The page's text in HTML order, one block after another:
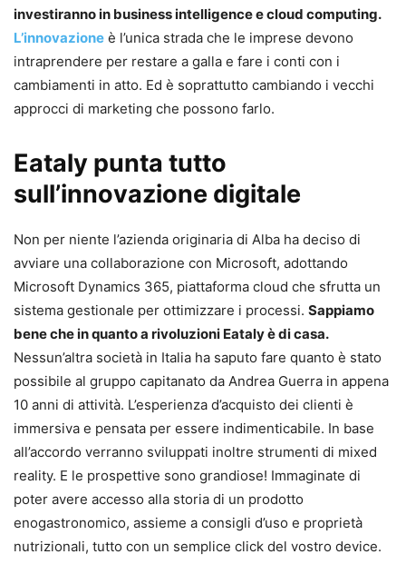
investiranno in business intelligence e cloud computing.
L’innovazione è l’unica strada che le imprese devono
intraprendere per restare a galla e fare i conti con i
cambiamenti in atto. Ed è soprattutto cambiando i vecchi
approcci di marketing che possono farlo.
Eataly punta tutto
sull’innovazione digitale
Non per niente l’azienda originaria di Alba ha deciso di
avviare una collaborazione con Microsoft, adottando
Microsoft Dynamics 365, piattaforma cloud che sfrutta un
sistema gestionale per ottimizzare i processi. Sappiamo
bene che in quanto a rivoluzioni Eataly è di casa.
Nessun’altra società in Italia ha saputo fare quanto è stato
possibile al gruppo capitanato da Andrea Guerra in appena
10 anni di attività. L’esperienza d’acquisto dei clienti è
immersiva e pensata per essere indimenticabile. In base
all’accordo verranno sviluppati inoltre strumenti di mixed
reality. E le prospettive sono grandiose! Immaginate di
poter avere accesso alla storia di un prodotto
enogastronomico, assieme a consigli d’uso e proprietà
nutrizionali, tutto con un semplice click del vostro device.